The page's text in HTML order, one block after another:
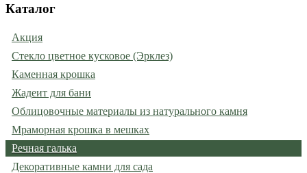
Каталог
Акция
Стекло цветное кусковое (Эрклез)
Каменная крошка
Жадеит для бани
Облицовочные материалы из натурального камня
Мраморная крошка в мешках
Речная галька
Декоративные камни для сада